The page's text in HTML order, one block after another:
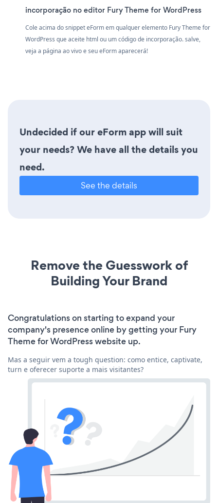
incorporação no editor Fury Theme for WordPress
Cole acima do snippet eForm em qualquer elemento Fury Theme for
WordPress que aceite html ou um código de incorporação. salve,
veja a página ao vivo e seu eForm aparecerá!
Undecided if our eForm app will suit
your needs? We have all the details you
need.
See the details
Remove the Guesswork of
Building Your Brand
Congratulations on starting to expand your
company's presence online by getting your Fury
Theme for WordPress website up.
Mas a seguir vem a tough question: como entice, captivate,
turn e oferecer suporte a mais visitantes?